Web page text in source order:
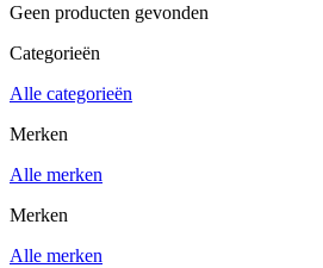
Geen producten gevonden
Categorieën
Alle categorieën
Merken
Alle merken
Merken
Alle merken